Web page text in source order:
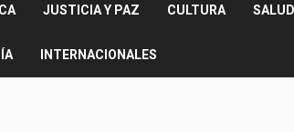
JUSTICIA Y PAZ CULTURA
INTERNACIONALES